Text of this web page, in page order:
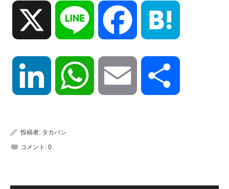
Line Facebook
LinkedIn WhatsApp Email
投稿者: タカバシ
コメント: 0